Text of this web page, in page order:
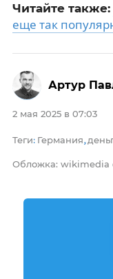
Читайте также:
еще так
2 мая 2025 в 07:03
Теги: Германия,
Обложка: wikimedia
Артур